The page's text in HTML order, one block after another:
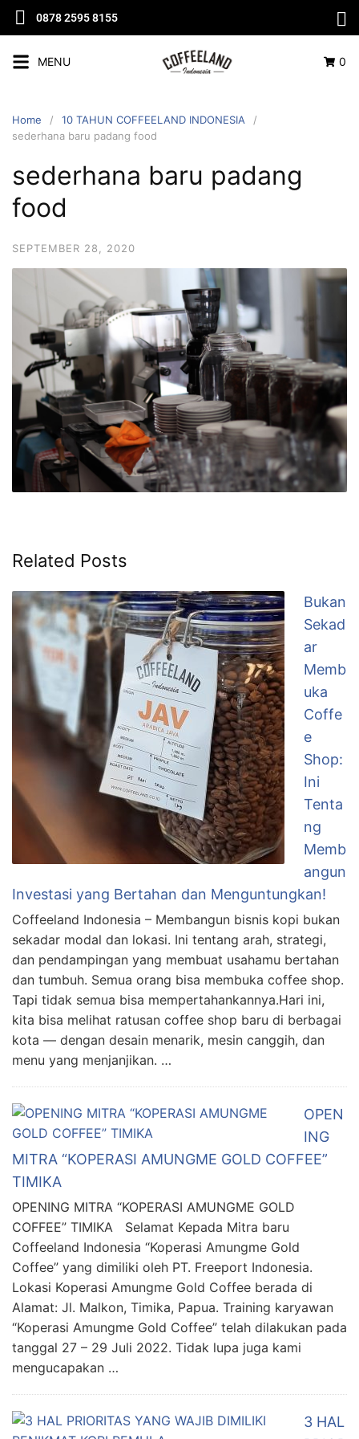
0878 2595 8155
MENU 0
Home
10 TAHUN COFFEELAND INDONESIA
sederhana baru padang food
sederhana baru padang
food
SEPTEMBER 28, 2020
Related Posts
Bukan
Sekad
ar
Memb
uka
Coffe
e
Shop:
Ini
Tenta
ng
Memb
angun
Investasi yang Bertahan dan Menguntungkan!
Coffeeland Indonesia – Membangun bisnis kopi bukan
sekadar modal dan lokasi. Ini tentang arah, strategi,
dan pendampingan yang membuat usahamu bertahan
dan tumbuh. Semua orang bisa membuka coffee shop.
Tapi tidak semua bisa mempertahankannya.Hari ini,
kita bisa melihat ratusan coffee shop baru di berbagai
kota — dengan desain menarik, mesin canggih, dan
menu yang menjanjikan. …
OPEN
ING
MITRA “KOPERASI AMUNGME GOLD COFFEE”
TIMIKA
OPENING MITRA “KOPERASI AMUNGME GOLD
COFFEE” TIMIKA Selamat Kepada Mitra baru
Coffeeland Indonesia “Koperasi Amungme Gold
Coffee” yang dimiliki oleh PT. Freeport Indonesia.
Lokasi Koperasi Amungme Gold Coffee berada di
Alamat: Jl. Malkon, Timika, Papua. Training karyawan
“Koperasi Amungme Gold Coffee” telah dilakukan pada
tanggal 27 – 29 Juli 2022. Tidak lupa juga kami
mengucapakan …
3 HAL